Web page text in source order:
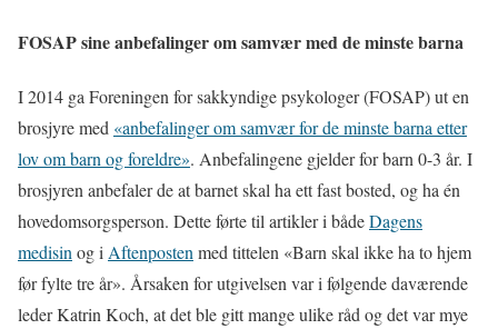
FOSAP sine anbefalinger om samvær med de minste barna
I 2014 ga Foreningen for sakkyndige psykologer (FOSAP) ut en
brosjyre med «anbefalinger om samvær for de minste barna etter
lov om barn og foreldre». Anbefalingene gjelder for barn 0-3 år. I
brosjyren anbefaler de at barnet skal ha ett fast bosted, og ha én
hovedomsorgsperson. Dette førte til artikler i bådeDagens
medisinog iAftenpostenmed tittelen «Barn skal ikke ha to hjem
før fylte tre år». Årsaken for utgivelsen var i følgende daværende
leder Katrin Koch, at det ble gitt mange ulike råd og det var mye